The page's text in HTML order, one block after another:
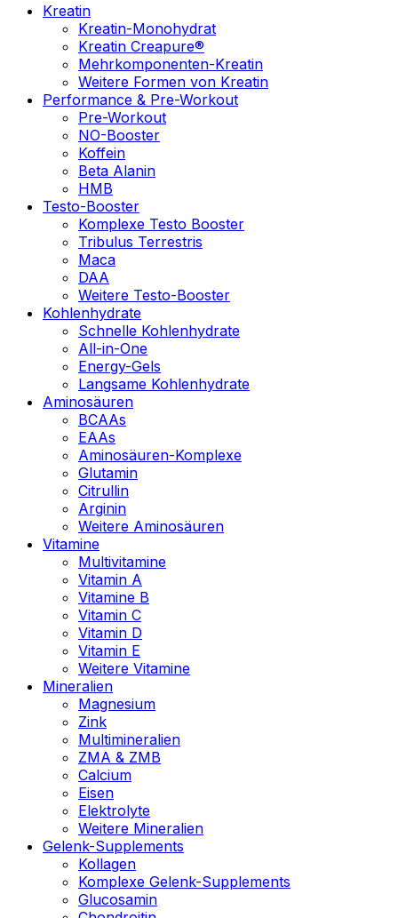
Kreatin
Kreatin-Monohydrat
Kreatin Creapure®
Mehrkomponenten-Kreatin
Weitere Formen von Kreatin
Performance & Pre-Workout
Pre-Workout
NO-Booster
Koffein
Beta Alanin
HMB
Testo-Booster
Komplexe Testo Booster
Tribulus Terrestris
Maca
DAA
Weitere Testo-Booster
Kohlenhydrate
Schnelle Kohlenhydrate
All-in-One
Energy-Gels
Langsame Kohlenhydrate
Aminosäuren
BCAAs
EAAs
Aminosäuren-Komplexe
Glutamin
Citrullin
Arginin
Weitere Aminosäuren
Vitamine
Multivitamine
Vitamin A
Vitamine B
Vitamin C
Vitamin D
Vitamin E
Weitere Vitamine
Mineralien
Magnesium
Zink
Multimineralien
ZMA & ZMB
Calcium
Eisen
Elektrolyte
Weitere Mineralien
Gelenk-Supplements
Kollagen
Komplexe Gelenk-Supplements
Glucosamin